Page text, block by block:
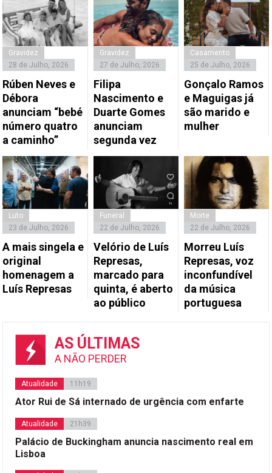
Gravidez
28 de Julho, 2026
Rúben Neves e
Débora
anunciam “bebé
número quatro
a caminho”
Gravidez
27 de Julho, 2026
Filipa
Nascimento e
Duarte Gomes
anunciam
segunda vez
Casamento
25 de Julho, 2026
Gonçalo Ramos
e Maguigas já
são marido e
mulher
Luto
23 de Julho, 2026
A mais singela e
original
homenagem a
Luís Represas
Funeral
22 de Julho, 2026
Velório de Luís
Represas,
marcado para
quinta, é aberto
ao público
Morte
22 de Julho, 2026
Morreu Luís
Represas, voz
inconfundível
da música
portuguesa
AS ÚLTIMAS
A NÃO PERDER
Atualidade 11h19
Ator Rui de Sá internado de urgência com enfarte
Atualidade 21h39
Palácio de Buckingham anuncia nascimento real em
Lisboa